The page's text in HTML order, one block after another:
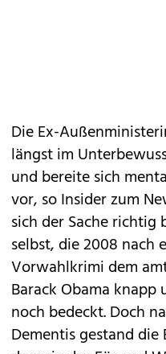
Die Ex-
längst im
und bereite sich
vor, so Insider zum
sich der Sache richtig
selbst, die 2008 nach
Vorwahlkrimi dem
Barack Obama
noch bedeckt. Doch
Dementis gestand die